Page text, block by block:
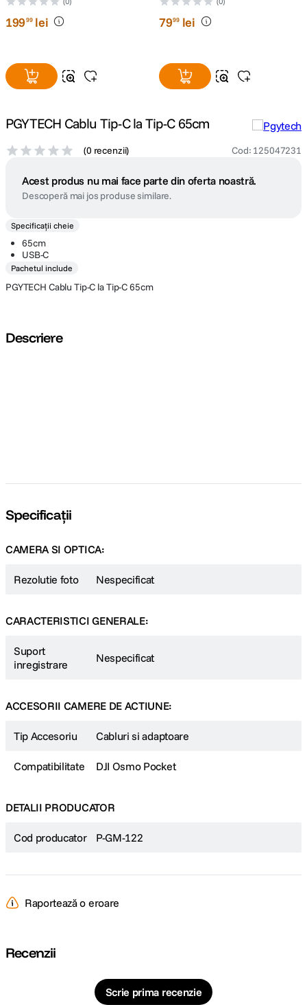
9. insta 360
19999 lei 7999 lei
PGYTECH Cablu Tip-C la Tip-C 65cm
(0 recenzii) Cod: 125047231
Acest produs nu mai face parte din oferta noastră.
Descoperă mai jos produse similare.
Specificații cheie
65cm
USB-C
Pachetul include
PGYTECH Cablu Tip-C la Tip-C 65cm
Descriere
Specificații
CAMERA SI OPTICA:
Rezolutie foto Nespecificat
CARACTERISTICI GENERALE:
Suport
inregistrare
Nespecificat
ACCESORII CAMERE DE ACTIUNE:
Tip Accesoriu Cabluri si adaptoare
Compatibilitate DJI Osmo Pocket
DETALII PRODUCATOR
Cod producator P-GM-122
Raportează o eroare
Recenzii
Scrie prima recenzie